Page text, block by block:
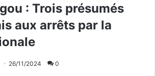
: Trois présumés
aux arrêts par la
26/11/2024 0